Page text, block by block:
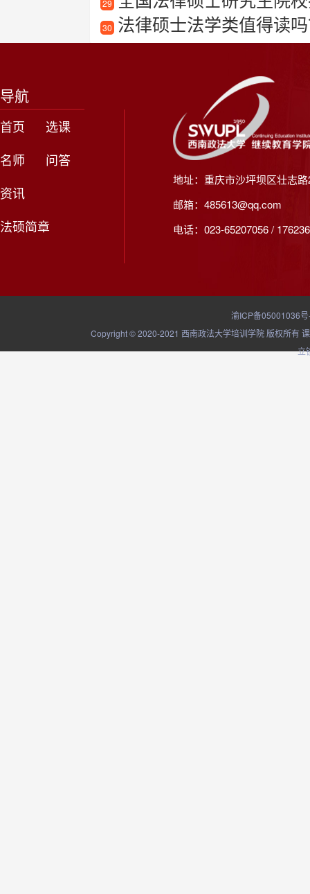
29
30 法律硕士法学类值得读
导航
首页
选课
名师
问答
资讯
法硕简章
地址：重庆市沙坪坝区壮志
邮箱：485613@qq.com
电话：023-65207056 /
渝ICP备05001036
Copyright © 2020-2021 西南政法大学培训学院 版权所有
立